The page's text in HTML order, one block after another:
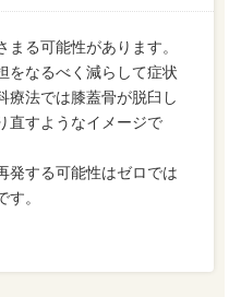
る可能性があります。
をなるべく減らして症状
療法では膝蓋骨が脱臼し
直すようなイメージで
発する可能性はゼロでは
。